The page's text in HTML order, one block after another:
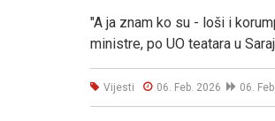
"A ja znam ko su - loši i
ministre, po UO teatara u
Vijesti 06. Feb. 2026 06.